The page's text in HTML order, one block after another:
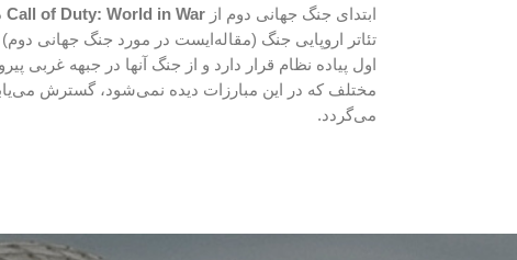
ابتدای جنگ جهانی دوم از Call of Duty: World in War
تئاتر اروپایی جنگ (مقاله‌ایست در مورد جنگ جهانی
اول پیاده نظام قرار دارد و از جنگ آنها در جبهه غربی
مختلف که در این مبارزات دیده نمی‌شود، گسترش
می‌گردد.